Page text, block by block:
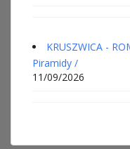
KRUSZWICA -
Piramidy /
11/09/2026